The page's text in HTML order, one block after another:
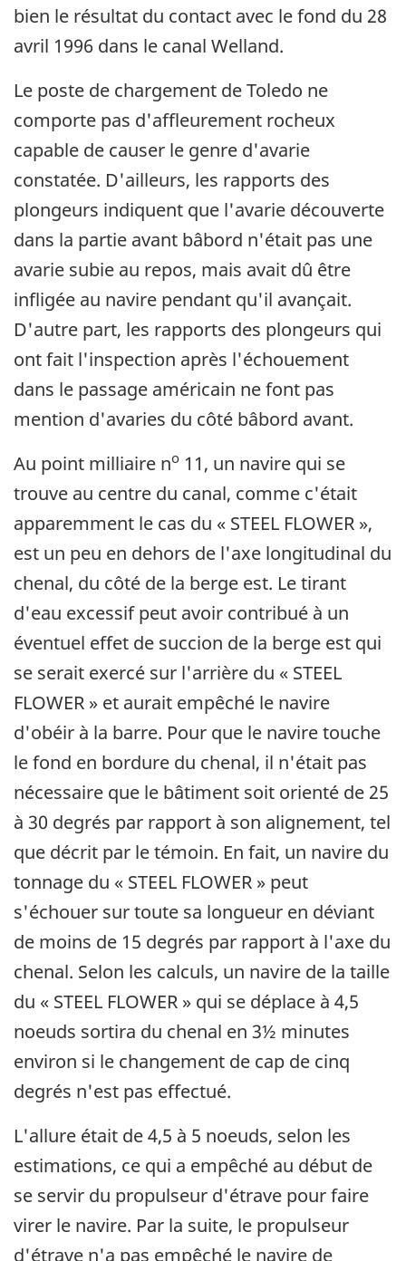
bien le résultat du contact avec le fond du 28
avril 1996 dans le canal Welland.
Le poste de chargement de Toledo ne
comporte pas d'affleurement rocheux
capable de causer le genre d'avarie
constatée. D'ailleurs, les rapports des
plongeurs indiquent que l'avarie découverte
dans la partie avant bâbord n'était pas une
avarie subie au repos, mais avait dû être
infligée au navire pendant qu'il avançait.
D'autre part, les rapports des plongeurs qui
ont fait l'inspection après l'échouement
dans le passage américain ne font pas
mention d'avaries du côté bâbord avant.
Au point milliaire no 11, un navire qui se
trouve au centre du canal, comme c'était
apparemment le cas du « STEEL FLOWER »,
est un peu en dehors de l'axe longitudinal du
chenal, du côté de la berge est. Le tirant
d'eau excessif peut avoir contribué à un
éventuel effet de succion de la berge est qui
se serait exercé sur l'arrière du « STEEL
FLOWER » et aurait empêché le navire
d'obéir à la barre. Pour que le navire touche
le fond en bordure du chenal, il n'était pas
nécessaire que le bâtiment soit orienté de 25
à 30 degrés par rapport à son alignement, tel
que décrit par le témoin. En fait, un navire du
tonnage du « STEEL FLOWER » peut
s'échouer sur toute sa longueur en déviant
de moins de 15 degrés par rapport à l'axe du
chenal. Selon les calculs, un navire de la taille
du « STEEL FLOWER » qui se déplace à 4,5
noeuds sortira du chenal en 3½ minutes
environ si le changement de cap de cinq
degrés n'est pas effectué.
L'allure était de 4,5 à 5 noeuds, selon les
estimations, ce qui a empêché au début de
se servir du propulseur d'étrave pour faire
virer le navire. Par la suite, le propulseur
d'étrave n'a pas empêché le navire de